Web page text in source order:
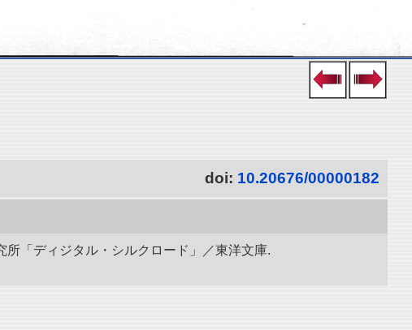
doi: 10.20676/00000182
所「ディジタル・シルクロード」／東洋文庫.